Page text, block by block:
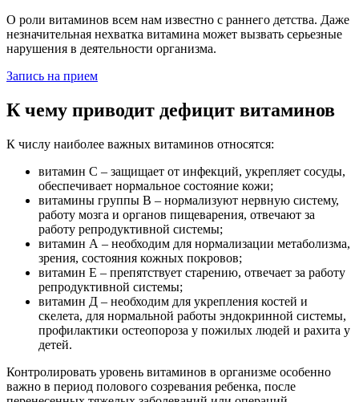
О роли витаминов всем нам известно с раннего детства. Даже
незначительная нехватка витамина может вызвать серьезные
нарушения в деятельности организма.
Запись на прием
К чему приводит дефицит витаминов
К числу наиболее важных витаминов относятся:
витамин С – защищает от инфекций, укрепляет сосуды,
обеспечивает нормальное состояние кожи;
витамины группы В – нормализуют нервную систему,
работу мозга и органов пищеварения, отвечают за
работу репродуктивной системы;
витамин А – необходим для нормализации метаболизма,
зрения, состояния кожных покровов;
витамин Е – препятствует старению, отвечает за работу
репродуктивной системы;
витамин Д – необходим для укрепления костей и
скелета, для нормальной работы эндокринной системы,
профилактики остеопороза у пожилых людей и рахита у
детей.
Контролировать уровень витаминов в организме особенно
важно в период полового созревания ребенка, после